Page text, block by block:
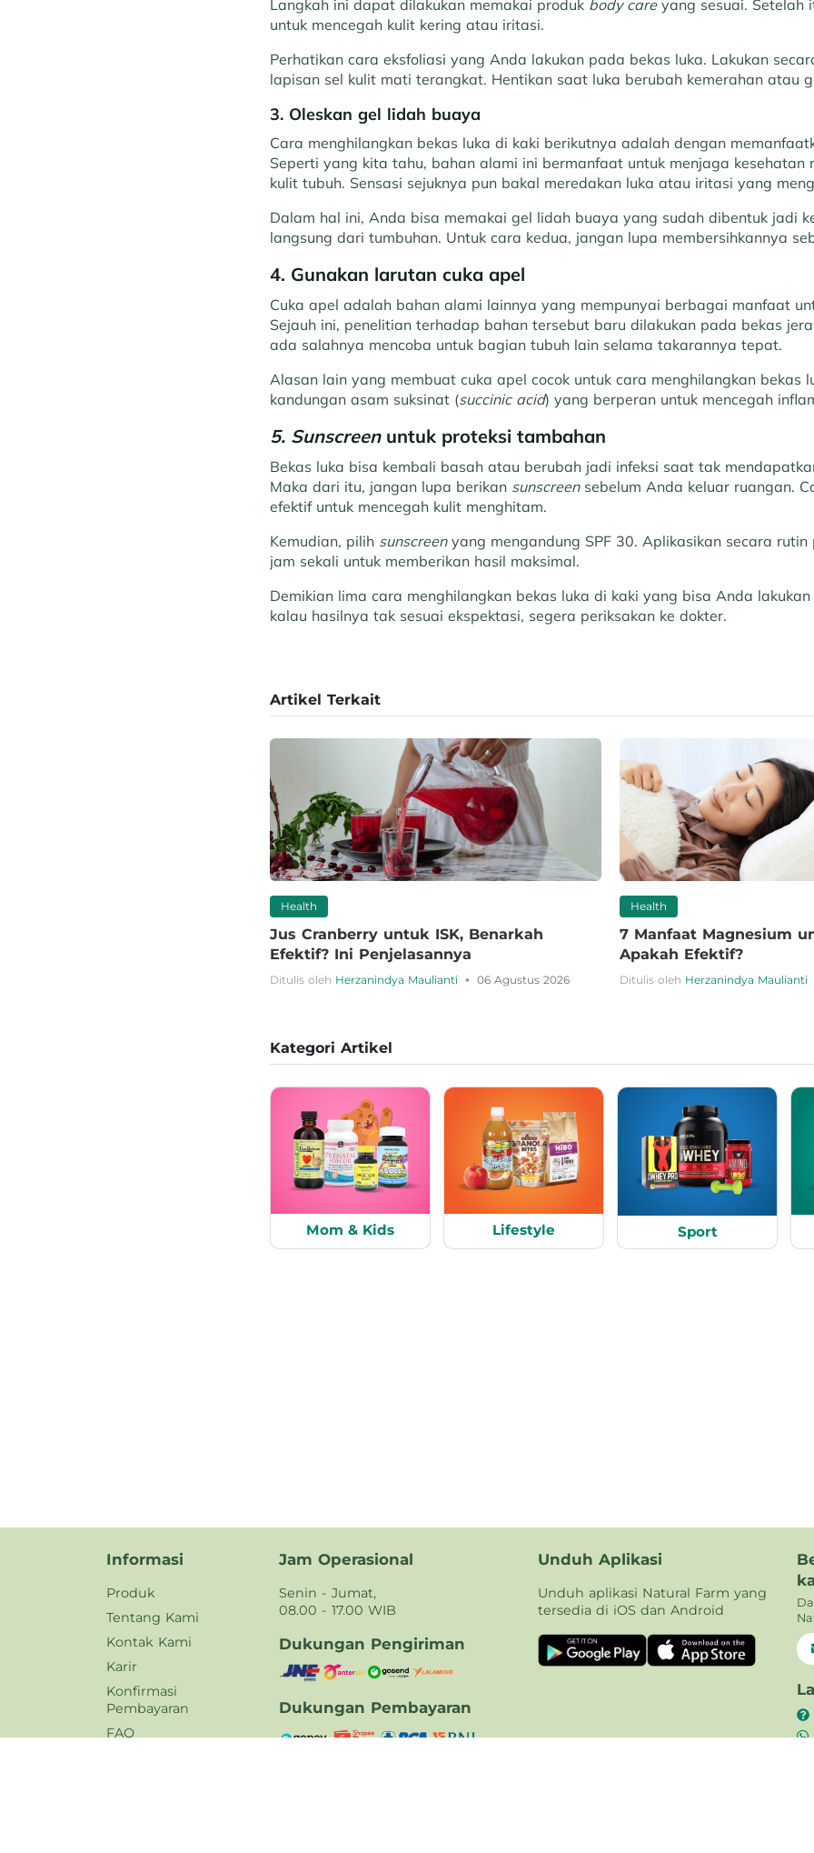
Langkah ini dapat dilakukan memakai produk body care yang sesuai. Setelah
untuk mencegah kulit kering atau iritasi.
Perhatikan cara eksfoliasi yang Anda lakukan pada bekas luka. Lakukan
lapisan sel kulit mati terangkat. Hentikan saat luka berubah kemerahan atau
3. Oleskan gel lidah buaya
Cara menghilangkan bekas luka di kaki berikutnya adalah dengan
Seperti yang kita tahu, bahan alami ini bermanfaat untuk menjaga kesehatan
kulit tubuh. Sensasi sejuknya pun bakal meredakan luka atau iritasi yang
Dalam hal ini, Anda bisa memakai gel lidah buaya yang sudah dibentuk jadi
langsung dari tumbuhan. Untuk cara kedua, jangan lupa membersihkannya
4. Gunakan larutan cuka apel
Cuka apel adalah bahan alami lainnya yang mempunyai berbagai manfaat
Sejauh ini, penelitian terhadap bahan tersebut baru dilakukan pada bekas
ada salahnya mencoba untuk bagian tubuh lain selama takarannya tepat.
Alasan lain yang membuat cuka apel cocok untuk cara menghilangkan bekas
kandungan asam suksinat (succinic acid) yang berperan untuk mencegah
5. Sunscreen untuk proteksi tambahan
Bekas luka bisa kembali basah atau berubah jadi infeksi saat tak
Maka dari itu, jangan lupa berikan sunscreen sebelum Anda keluar ruangan.
efektif untuk mencegah kulit menghitam.
Kemudian, pilih sunscreen yang mengandung SPF 30. Aplikasikan secara
jam sekali untuk memberikan hasil maksimal.
Demikian lima cara menghilangkan bekas luka di kaki yang bisa Anda
kalau hasilnya tak sesuai ekspektasi, segera periksakan ke dokter.
Artikel Terkait
Health
Jus Cranberry untuk ISK, Benarkah
Efektif? Ini Penjelasannya
Ditulis oleh Herzanindya Maulianti • 06 Agustus 2026
Health
7 Manfaat Magnesium
Apakah Efektif?
Ditulis oleh Herzanindya Maulianti
Kategori Artikel
Mom & Kids Lifestyle Sport
Informasi
Produk
Tentang Kami
Kontak Kami
Karir
Konfirmasi
Pembayaran
FAQ
Jam Operasional
Senin - Jumat,
08.00 - 17.00 WIB
Dukungan Pengiriman
Dukungan Pembayaran
Unduh Aplikasi
Unduh aplikasi Natural Farm yang
tersedia di iOS dan Android